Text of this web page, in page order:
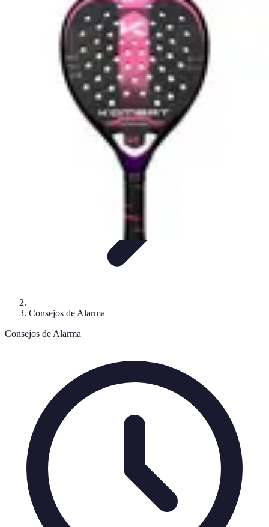
Urgencia Alarma
Consejos y MantenimientoGuías y Tutoriales
Consejos de
Guía de CompraGuías de Compra
Urgencia Alarma
Consejos de Alarma
Consejos de Alarma